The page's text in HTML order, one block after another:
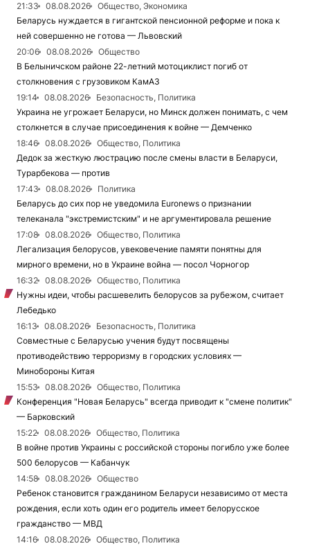
21:33
08.08.2026
Общество, Экономика
Беларусь нуждается в гигантской пенсионной реформе и пока к
ней совершенно не готова — Львовский
20:06
08.08.2026
Общество
В Белыничском районе 22-летний мотоциклист погиб от
столкновения с грузовиком КамАЗ
19:14
08.08.2026
Безопасность, Политика
Украина не угрожает Беларуси, но Минск должен понимать, с чем
столкнется в случае присоединения к войне — Демченко
18:46
08.08.2026
Общество, Политика
Дедок за жесткую люстрацию после смены власти в Беларуси,
Турарбекова — против
17:43
08.08.2026
Политика
Беларусь до сих пор не уведомила Euronews о признании
телеканала "экстремистским" и не аргументировала решение
17:08
08.08.2026
Общество, Политика
Легализация белорусов, увековечение памяти понятны для
мирного времени, но в Украине война — посол Чорногор
16:32
08.08.2026
Общество, Политика
Нужны идеи, чтобы расшевелить белорусов за рубежом, считает
Лебедько
16:13
08.08.2026
Безопасность, Политика
Совместные с Беларусью учения будут посвящены
противодействию терроризму в городских условиях —
Минобороны Китая
15:53
08.08.2026
Общество, Политика
Конференция "Новая Беларусь" всегда приводит к "смене политик"
— Барковский
15:22
08.08.2026
Общество, Политика
В войне против Украины с российской стороны погибло уже более
500 белорусов — Кабанчук
14:58
08.08.2026
Общество
Ребенок становится гражданином Беларуси независимо от места
рождения, если хоть один его родитель имеет белорусское
гражданство — МВД
14:16
08.08.2026
Общество, Политика